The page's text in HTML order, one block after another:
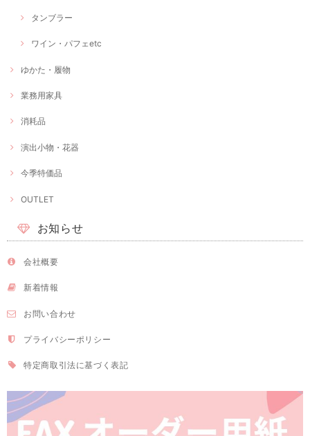
タンブラー
ワイン・パフェetc
ゆかた・履物
業務用家具
消耗品
演出小物・花器
今季特価品
OUTLET
お知らせ
会社概要
新着情報
お問い合わせ
プライバシーポリシー
特定商取引法に基づく表記